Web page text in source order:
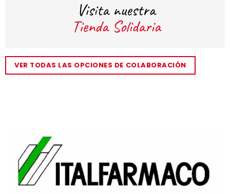
VER TODAS LAS OPCIONES DE COLABORACIÓN